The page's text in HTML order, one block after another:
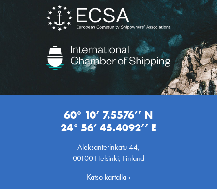
60° 10’ 7.5576’’ N
24° 56’ 45.4092’’ E
Aleksanterinkatu 44,
00100 Helsinki, Finland
Katso kartalla ›